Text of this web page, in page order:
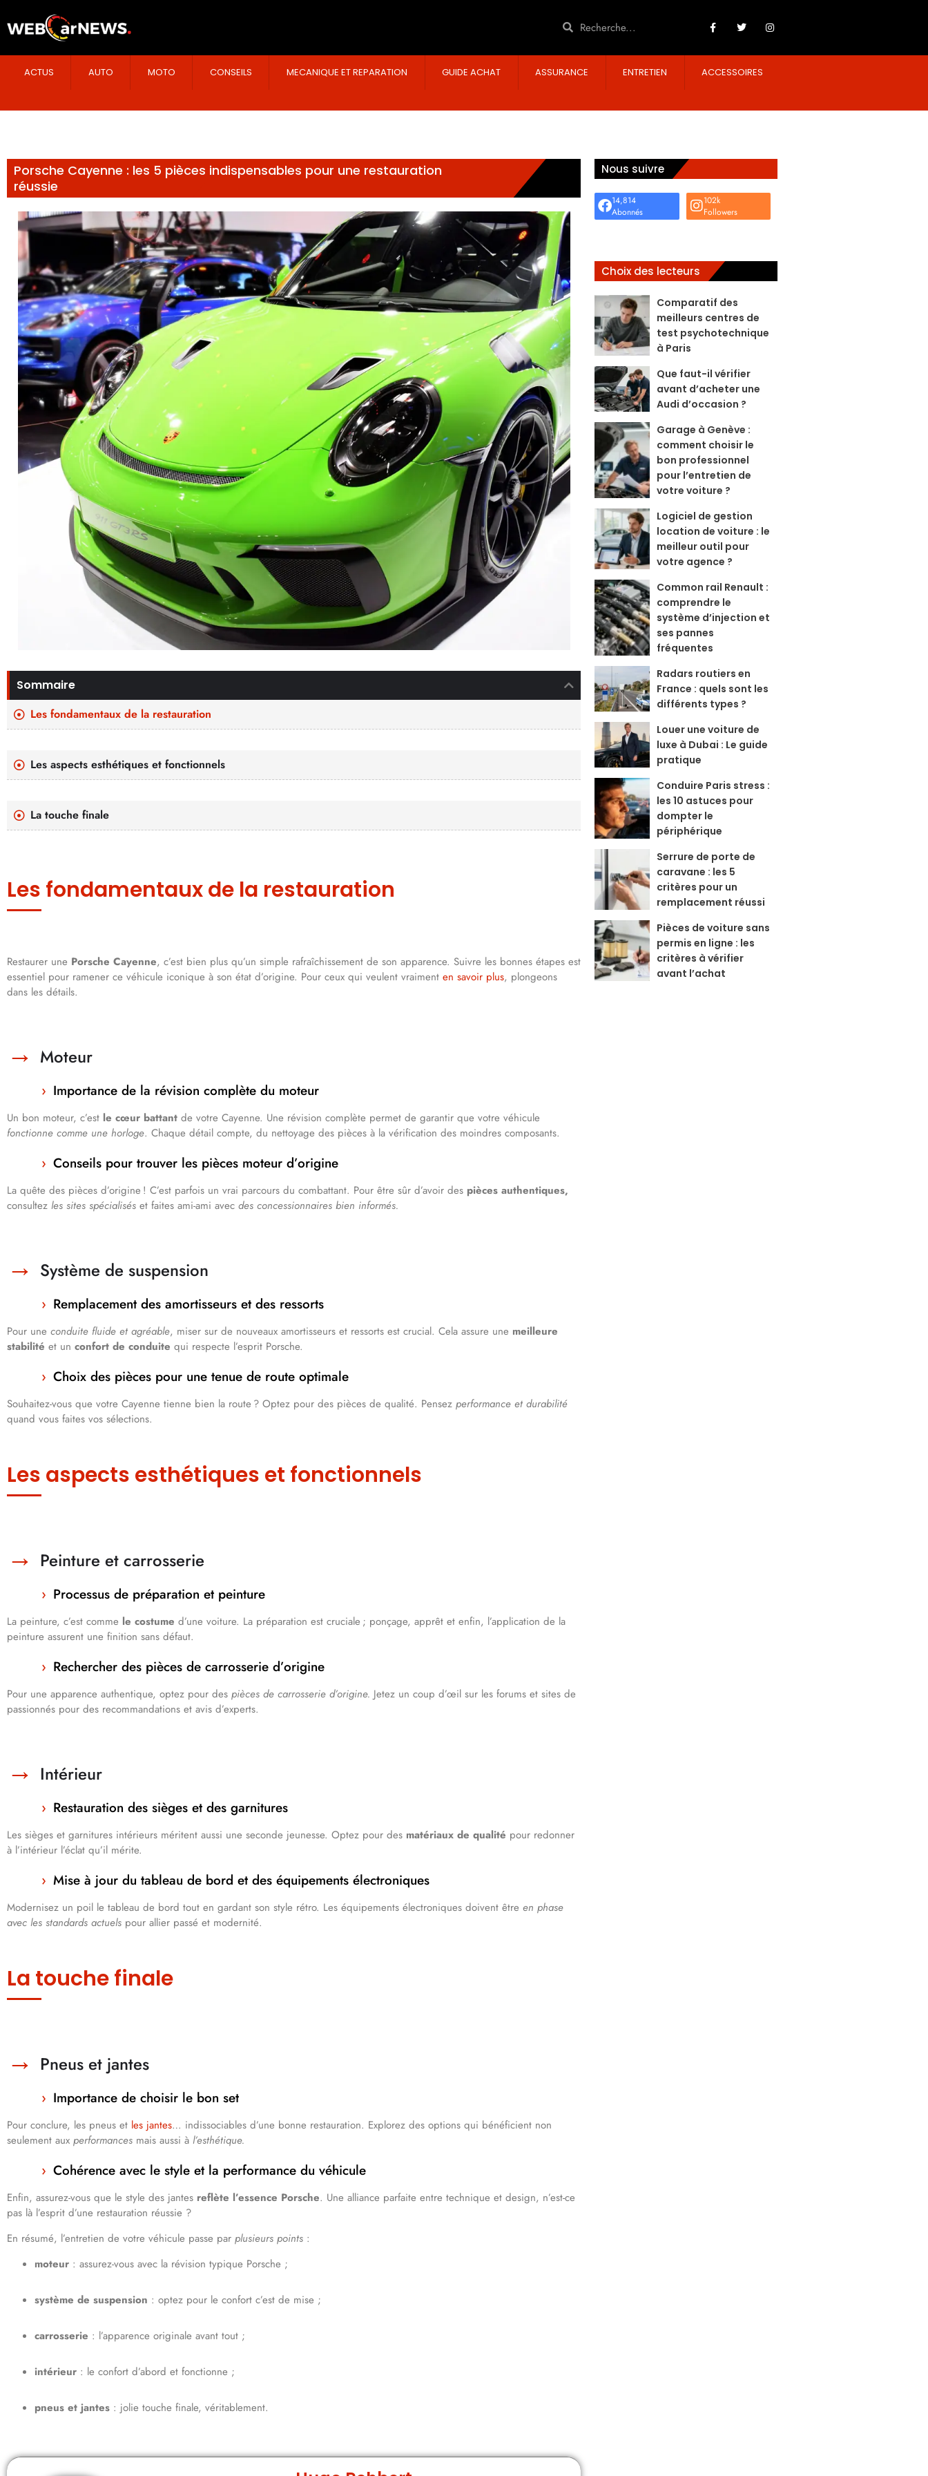
ACTUS AUTO MOTO CONSEILS MECANIQUE ET REPARATION GUIDE ACHAT ASSURANCE ENTRETIEN ACCESSOIRES
Porsche Cayenne : les 5 pièces indispensables pour une restauration
réussie
Sommaire
Les fondamentaux de la restauration
Les aspects esthétiques et fonctionnels
La touche finale
Les fondamentaux de la restauration
Restaurer une Porsche Cayenne, c’est bien plus qu’un simple rafraîchissement de son apparence. Suivre les bonnes étapes est
essentiel pour ramener ce véhicule iconique à son état d’origine. Pour ceux qui veulent vraiment en savoir plus, plongeons
dans les détails.
Moteur
Importance de la révision complète du moteur
Un bon moteur, c’est le cœur battant de votre Cayenne. Une révision complète permet de garantir que votre véhicule
fonctionne comme une horloge. Chaque détail compte, du nettoyage des pièces à la vérification des moindres composants.
Conseils pour trouver les pièces moteur d’origine
La quête des pièces d’origine ! C’est parfois un vrai parcours du combattant. Pour être sûr d’avoir des pièces authentiques,
consultez les sites spécialisés et faites ami-ami avec des concessionnaires bien informés.
Système de suspension
Remplacement des amortisseurs et des ressorts
Pour une conduite fluide et agréable, miser sur de nouveaux amortisseurs et ressorts est crucial. Cela assure une meilleure
stabilité et un confort de conduite qui respecte l’esprit Porsche.
Choix des pièces pour une tenue de route optimale
Souhaitez-vous que votre Cayenne tienne bien la route ? Optez pour des pièces de qualité. Pensez performance et durabilité
quand vous faites vos sélections.
Les aspects esthétiques et fonctionnels
Peinture et carrosserie
Processus de préparation et peinture
La peinture, c’est comme le costume d’une voiture. La préparation est cruciale ; ponçage, apprêt et enfin, l’application de la
peinture assurent une finition sans défaut.
Rechercher des pièces de carrosserie d’origine
Pour une apparence authentique, optez pour des pièces de carrosserie d’origine. Jetez un coup d’œil sur les forums et sites de
passionnés pour des recommandations et avis d’experts.
Intérieur
Restauration des sièges et des garnitures
Les sièges et garnitures intérieurs méritent aussi une seconde jeunesse. Optez pour des matériaux de qualité pour redonner
à l’intérieur l’éclat qu’il mérite.
Mise à jour du tableau de bord et des équipements électroniques
Modernisez un poil le tableau de bord tout en gardant son style rétro. Les équipements électroniques doivent être en phase
avec les standards actuels pour allier passé et modernité.
La touche finale
Pneus et jantes
Importance de choisir le bon set
Pour conclure, les pneus et les jantes… indissociables d’une bonne restauration. Explorez des options qui bénéficient non
seulement aux performances mais aussi à l’esthétique.
Cohérence avec le style et la performance du véhicule
Enfin, assurez-vous que le style des jantes reflète l’essence Porsche. Une alliance parfaite entre technique et design, n’est-ce
pas là l’esprit d’une restauration réussie ?
En résumé, l’entretien de votre véhicule passe par plusieurs points :
moteur : assurez-vous avec la révision typique Porsche ;
système de suspension : optez pour le confort c’est de mise ;
carrosserie : l’apparence originale avant tout ;
intérieur : le confort d’abord et fonctionne ;
pneus et jantes : jolie touche finale, véritablement.
Nous suivre
14,814
Abonnés
102k
Followers
Choix des lecteurs
Comparatif des
meilleurs centres de
test psychotechnique
à Paris
Que faut-il vérifier
avant d’acheter une
Audi d’occasion ?
Garage à Genève :
comment choisir le
bon professionnel
pour l’entretien de
votre voiture ?
Logiciel de gestion
location de voiture : le
meilleur outil pour
votre agence ?
Common rail Renault :
comprendre le
système d’injection et
ses pannes
fréquentes
Radars routiers en
France : quels sont les
différents types ?
Louer une voiture de
luxe à Dubai : Le guide
pratique
Conduire Paris stress :
les 10 astuces pour
dompter le
périphérique
Serrure de porte de
caravane : les 5
critères pour un
remplacement réussi
Pièces de voiture sans
permis en ligne : les
critères à vérifier
avant l’achat